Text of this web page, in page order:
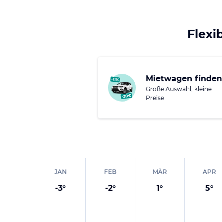
Neben malerischen
Kirche St. Peter und
Mietwagen finden
Große Auswahl, kleine
Preise
JAN
-3°
FEB
-2°
MÄR
1°
APR
5°